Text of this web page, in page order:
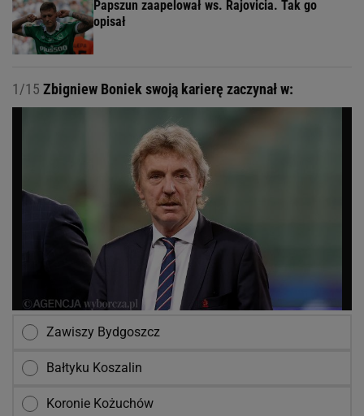
Papszun zaapelował ws. Rajovicia. Tak go
opisał
1/15 Zbigniew Boniek swoją karierę zaczynał w:
Zawiszy Bydgoszcz
Bałtyku Koszalin
Koronie Kożuchów